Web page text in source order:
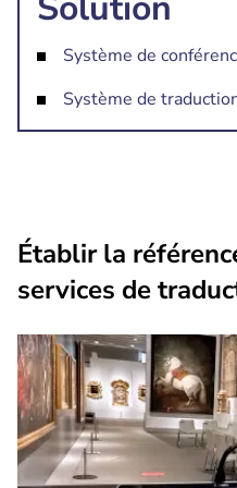
Système de
Système de
Établir la
services de